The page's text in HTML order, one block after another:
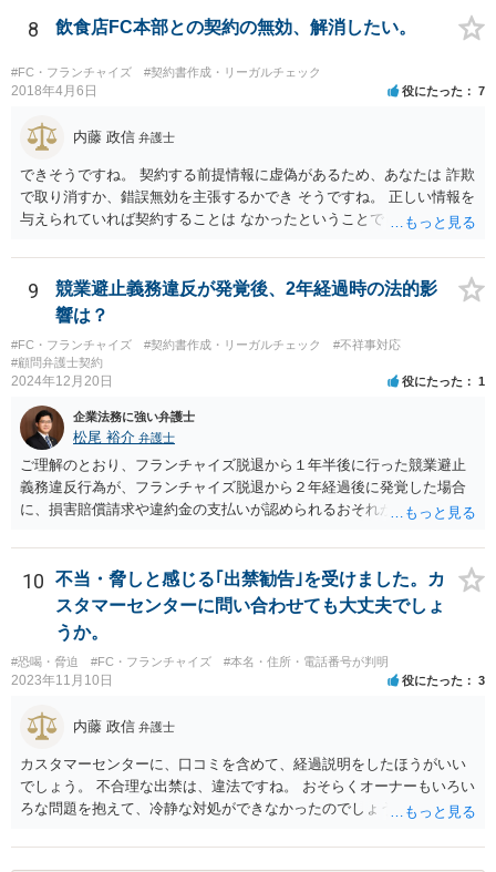
ば、「自ら又は他人と共同で」行ってはならない、「他人に行わせる
おり店の名義人になっているとすれば、知人と共同で、あるいは知人
に行わせて、同一・類似の事業を行っている場合として、契約上の義
合、運営方法や納税負担・収益分配などは、共同経営者内部の取り決
金額にもよりますが、支払を拒絶した場合、契約の解除に繋がる可能
性もありますので、支払や本部との交渉で話し合いがつかない場合
は、契約書持参で弁護士に相談・交渉等の依頼を検討されてもよいと
8 飲食店FC本部との契約の無効、解消したい。
#FC・フランチャイズ #契約書作成・リーガルチェック
2018年4月6日 役にたった 7
内藤 政信 弁護士
できそうですね。 契約する前提情報に虚偽があるため、あなたは 詐欺
で取り消すか、錯誤無効を主張するかでき そうですね。 正しい情報を
与えられていれば契約することは なかったということでしょう。 嘘を
ね。
9
競業避止義務違反が発覚後、2年経過時の法的影
響は？
#FC・フランチャイズ #契約書作成・リーガルチェック
#不祥事対応
#顧問弁護士契約
2024年12月20日 役にたった 1
企業法務に強い弁護士
松尾 裕介 弁護士
ご理解のとおり、フランチャイズ脱退から１年半後に行った競業避止
義務違反行為が、フランチャイズ脱退から２年経過後に発覚した場合
に、損害賠償請求や違約金の支払いが認められるおそれがあると考え
10
不当・脅しと感じる｢出禁勧告｣を受けました。カ
スタマーセンターに問い合わせても大丈夫でしょ
うか。
#恐喝・脅迫 #FC・フランチャイズ #本名・住所・電話番号が判明
2023年11月10日 役にたった 3
内藤 政信 弁護士
カスタマーセンターに、口コミを含めて、経過説明をしたほうがいい
でしょう。 不合理な出禁は、違法ですね。 おそらくオーナーもいろい
ろな問題を抱えて、冷静な対処ができなかったのでしょう。